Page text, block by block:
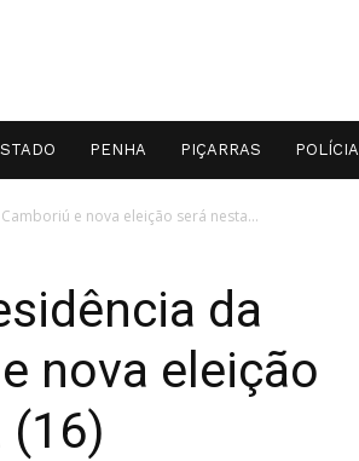
PENHA PIÇARRAS POLÍCIA
e nova eleição será nesta...
da
nova eleição
(16)